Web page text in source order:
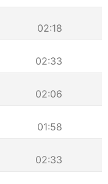
02:18
02:33
02:06
01:58
02:33